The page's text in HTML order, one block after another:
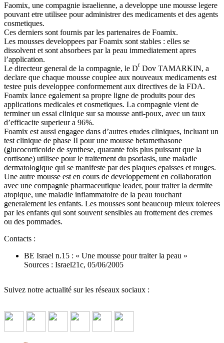
Faomix, une compagnie israelienne, a developpe une mousse legere
pouvant etre utilisee pour administrer des medicaments et des agents
cosmetiques.
Ces derniers sont fournis par les partenaires de Foamix.
Les mousses developpees par Foamix sont stables : elles se
dissolvent et sont absorbees par la peau immediatement apres
l’application.
Le directeur general de la compagnie, le Dr Dov TAMARKIN, a
declare que chaque mousse couplee aux nouveaux medicaments est
testee puis developpee conformement aux directives de la FDA.
Foamix lance egalement sa propre ligne de produits pour des
applications medicales et cosmetiques. La compagnie vient de
terminer un essai clinique sur sa mousse anti-poux, avec un taux
d’efficacite superieur a 96%.
Foamix est aussi engagee dans d’autres etudes cliniques, incluant un
test clinique de phase II pour une mousse betamethasone
(glucocorticoide de synthese, quarante fois plus puissant que la
cortisone) utilisee pour le traitement du psoriasis, une maladie
dermatologique qui se manifeste par des plaques epaisses et rouges.
Une autre mousse est en cours de developpement en collaboration
avec une compagnie pharmaceutique leader, pour traiter la dermite
atopique, une maladie inflammatoire de la peau touchant
generalement les enfants. Les mousses sont beaucoup mieux tolerees
par les enfants qui sont souvent sensibles au frottement des cremes
ou des pommades.
Contacts :
BE Israel n.15 : « Une mousse pour traiter la peau »
Sources : Israel21c, 05/06/2005
Suivez notre actualité sur les réseaux sociaux :